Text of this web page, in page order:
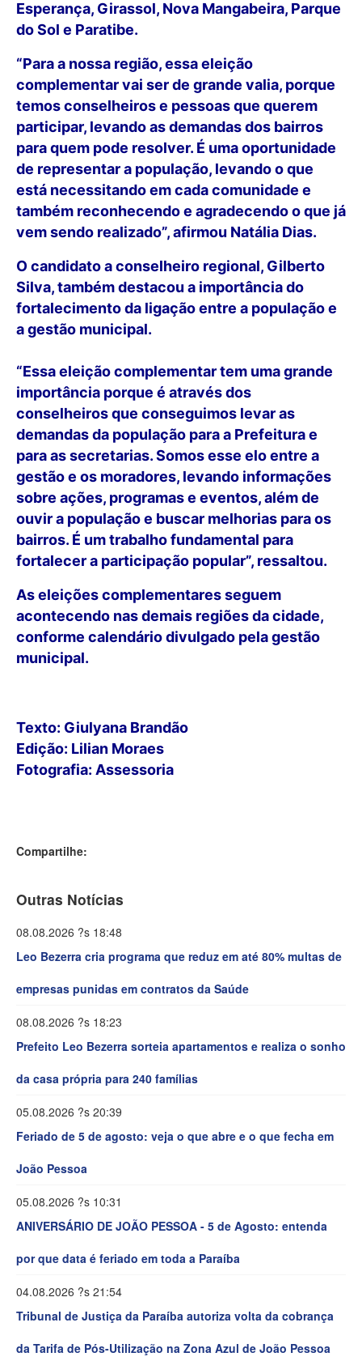
Esperança, Girassol, Nova Mangabeira, Parque
do Sol e Paratibe.
“Para a nossa região, essa eleição
complementar vai ser de grande valia, porque
temos conselheiros e pessoas que querem
participar, levando as demandas dos bairros
para quem pode resolver. É uma oportunidade
de representar a população, levando o que
está necessitando em cada comunidade e
também reconhecendo e agradecendo o que já
vem sendo realizado”, afirmou Natália Dias.
O candidato a conselheiro regional, Gilberto
Silva, também destacou a importância do
fortalecimento da ligação entre a população e
a gestão municipal.
“Essa eleição complementar tem uma grande
importância porque é através dos
conselheiros que conseguimos levar as
demandas da população para a Prefeitura e
para as secretarias. Somos esse elo entre a
gestão e os moradores, levando informações
sobre ações, programas e eventos, além de
ouvir a população e buscar melhorias para os
bairros. É um trabalho fundamental para
fortalecer a participação popular”, ressaltou.
As eleições complementares seguem
acontecendo nas demais regiões da cidade,
conforme calendário divulgado pela gestão
municipal.
Texto: Giulyana Brandão
Edição: Lilian Moraes
Fotografia: Assessoria
Compartilhe:
Outras Notícias
08.08.2026 ?s 18:48
Leo Bezerra cria programa que reduz em até 80% multas de
empresas punidas em contratos da Saúde
08.08.2026 ?s 18:23
Prefeito Leo Bezerra sorteia apartamentos e realiza o sonho
da casa própria para 240 famílias
05.08.2026 ?s 20:39
Feriado de 5 de agosto: veja o que abre e o que fecha em
João Pessoa
05.08.2026 ?s 10:31
ANIVERSÁRIO DE JOÃO PESSOA - 5 de Agosto: entenda
por que data é feriado em toda a Paraíba
04.08.2026 ?s 21:54
Tribunal de Justiça da Paraíba autoriza volta da cobrança
da Tarifa de Pós-Utilização na Zona Azul de João Pessoa